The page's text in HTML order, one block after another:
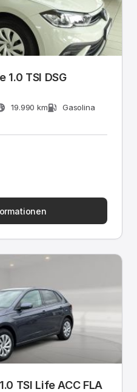
1.0 TSI DSG
19.990 km
Gasolina
TSI Life ACC FLA